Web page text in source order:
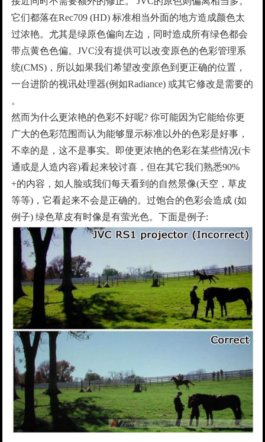
它们都落在Rec709 (HD) 标准相当外面的地方造成颜色太
过浓艳。尤其是绿原色偏向左边，同时造成所有绿色都会
带点黄色色偏。JVC没有提供可以改变原色的色彩管理系
统(CMS)，所以如果我们希望改变原色到更正确的位置，
一台进阶的视讯处理器(例如Radiance) 或其它修改是需要的
。
然而为什么更浓艳的色彩不好呢? 你可能因为它能给你更
广大的色彩范围而认为能够显示标准以外的色彩是好事，
不幸的是，这不是事实。即使更浓艳的色彩在某些情况(卡
通或是人造内容)看起来较讨喜，但在其它我们熟悉90%
+的内容，如人脸或我们每天看到的自然景像(天空，草皮
等等)，它看起来不会是正确的。过饱合的色彩会造成 (如
例子) 绿色草皮有时像是有萤光色。下面是例子: